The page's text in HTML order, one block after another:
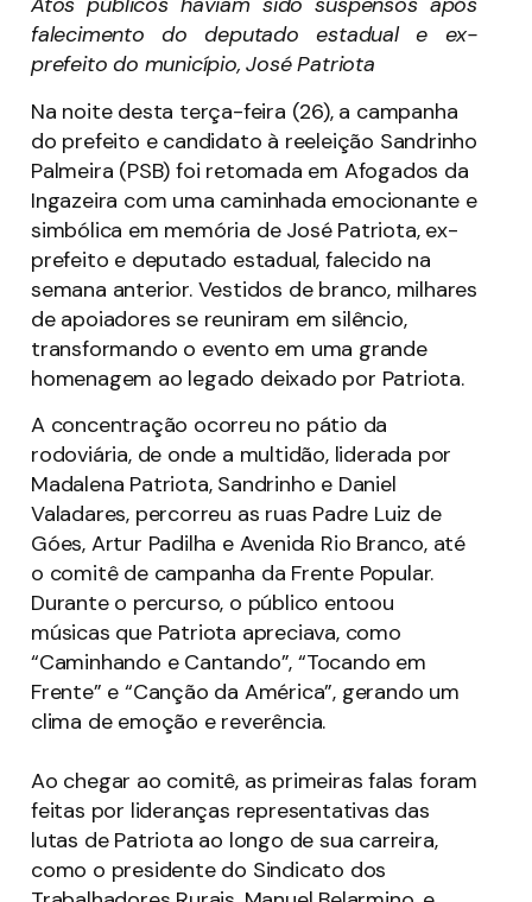
falecimento do deputado estadual e ex-
prefeito do município, José Patriota
Na noite desta terça-feira (26), a campanha
do prefeito e candidato à reeleição Sandrinho
Palmeira (PSB) foi retomada em Afogados da
Ingazeira com uma caminhada emocionante e
simbólica em memória de José Patriota, ex-
prefeito e deputado estadual, falecido na
semana anterior. Vestidos de branco, milhares
de apoiadores se reuniram em silêncio,
transformando o evento em uma grande
homenagem ao legado deixado por Patriota.
A concentração ocorreu no pátio da
rodoviária, de onde a multidão, liderada por
Madalena Patriota, Sandrinho e Daniel
Valadares, percorreu as ruas Padre Luiz de
Góes, Artur Padilha e Avenida Rio Branco, até
o comitê de campanha da Frente Popular.
Durante o percurso, o público entoou
músicas que Patriota apreciava, como
“Caminhando e Cantando”, “Tocando em
Frente” e “Canção da América”, gerando um
clima de emoção e reverência.
Ao chegar ao comitê, as primeiras falas foram
feitas por lideranças representativas das
lutas de Patriota ao longo de sua carreira,
como o presidente do Sindicato dos